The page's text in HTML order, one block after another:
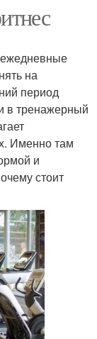
ежедневные
на
период
в тренажерный
Именно там
и
стоит